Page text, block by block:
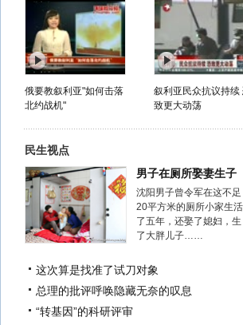
俄要教叙利亚"如何击落
北约战机"
叙利亚民众抗议持续
致更大动荡
民生视点
男子在厕所娶妻生子
沈阳男子曾令军在这不足
20平方米的厕所小家生活
了五年，还娶了媳妇，生
了大胖儿子……
这次算是找准了试刀对象
总理的批评呼唤隐藏无奈的叹息
“转基因”的科研评审